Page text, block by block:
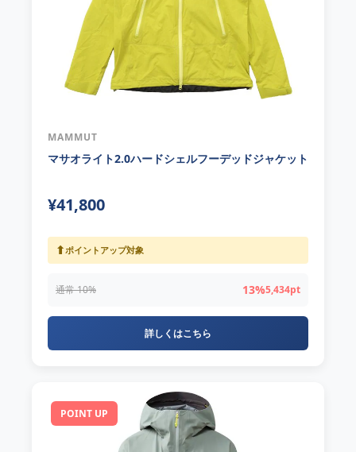
MAMMUT
マサオライト2.0ハードシェルフーデッドジャケット
¥41,800
⬆ポイントアップ対象
通常 10% 13%5,434pt
詳しくはこちら
POINT UP